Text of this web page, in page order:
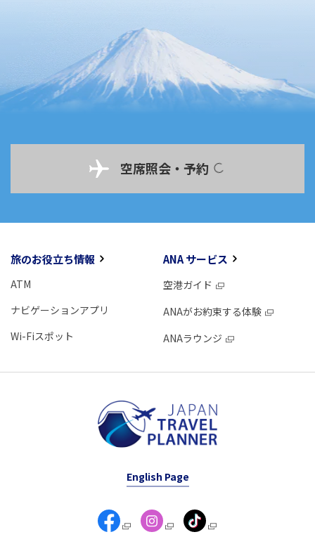
空席照会・予約
旅のお役立ち情報
ATM
ナビゲーションアプリ
Wi-Fiスポット
ANA サービス
空港ガイド
ANAがお約束する体験
ANAラウンジ
English Page